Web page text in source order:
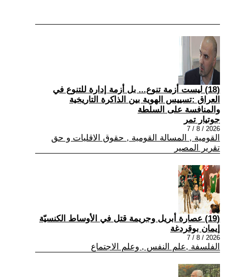
(18) ليست أزمة تنوع... بل أزمة إدارة للتنوع في
العراق :تسييس الهوية بين الذاكرة التاريخية
والمنافسة على السلطة
جوتيار تمر
2026 / 8 / 7
القومية , المسالة القومية , حقوق الاقليات و حق
تقرير المصير
(19) عصارة أبريل وجريمة قتل في الأوساط الكنسيّة
إيمان بوقردغة
2026 / 8 / 7
الفلسفة ,علم النفس , وعلم الاجتماع